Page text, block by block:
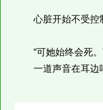
心脏开始不受控
“可她始终会死。
一道声音在耳边响